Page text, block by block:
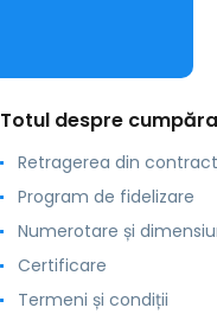
Totul despre
Retragerea din contract
Program de fidelizare
Numerotare și
Certificare
Termeni și condiții